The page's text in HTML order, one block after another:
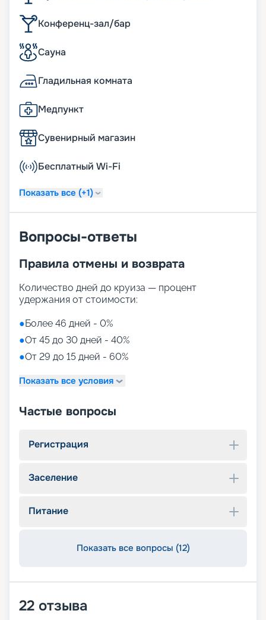
Конференц-зал/бар
Сауна
Гладильная комната
Медпункт
Сувенирный магазин
Бесплатный Wi-Fi
Показать все (+1)
Вопросы-ответы
Правила отмены и возврата
Количество дней до круиза — процент
удержания от стоимости:
●Более 46 дней - 0%
●От 45 до 30 дней - 40%
●От 29 до 15 дней - 60%
Показать все условия
Частые вопросы
Регистрация
Заселение
Питание
Показать все вопросы (12)
22 отзыва